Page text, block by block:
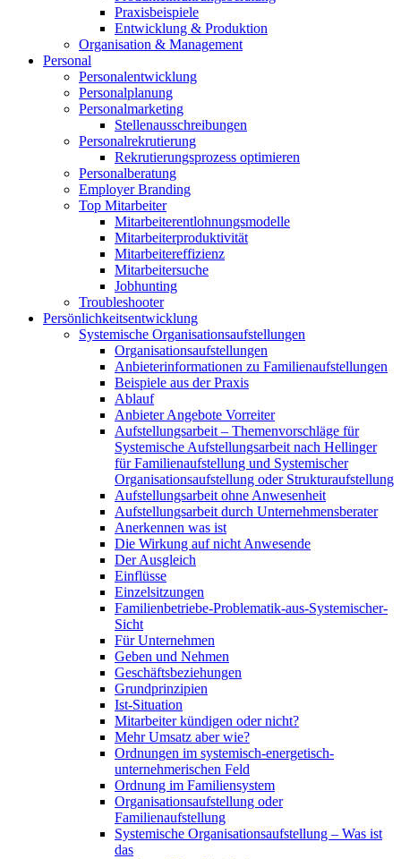
Praxisbeispiele
Entwicklung & Produktion
Organisation & Management
Personal
Personalentwicklung
Personalplanung
Personalmarketing
Stellenausschreibungen
Personalrekrutierung
Rekrutierungsprozess optimieren
Personalberatung
Employer Branding
Top Mitarbeiter
Mitarbeiterentlohnungsmodelle
Mitarbeiterproduktivität
Mitarbeitereffizienz
Mitarbeitersuche
Jobhunting
Troubleshooter
Persönlichkeitsentwicklung
Systemische Organisationsaufstellungen
Organisationsaufstellungen
Anbieterinformationen zu Familienaufstellungen
Beispiele aus der Praxis
Ablauf
Anbieter Angebote Vorreiter
Aufstellungsarbeit – Themenvorschläge für
Systemische Aufstellungsarbeit nach Hellinger
für Familienaufstellung und Systemischer
Organisationsaufstellung oder Strukturaufstellung
Aufstellungsarbeit ohne Anwesenheit
Aufstellungsarbeit durch Unternehmensberater
Anerkennen was ist
Die Wirkung auf nicht Anwesende
Der Ausgleich
Einflüsse
Einzelsitzungen
Familienbetriebe-Problematik-aus-Systemischer-
Sicht
Für Unternehmen
Geben und Nehmen
Geschäftsbeziehungen
Grundprinzipien
Ist-Situation
Mitarbeiter kündigen oder nicht?
Mehr Umsatz aber wie?
Ordnungen im systemisch-energetisch-
unternehmerischen Feld
Ordnung im Familiensystem
Organisationsaufstellung oder
Familienaufstellung
Systemische Organisationsaufstellung – Was ist
das